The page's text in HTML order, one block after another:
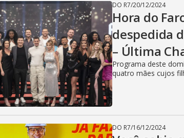
DO R7/20/12/2024
Hora do
despedida
– Última
Programa deste
quatro mães cujos
DO R7/16/12/2024